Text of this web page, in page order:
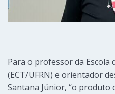
Para o professor da Escola
(ECT/UFRN) e orientador
Santana Júnior, “o produto